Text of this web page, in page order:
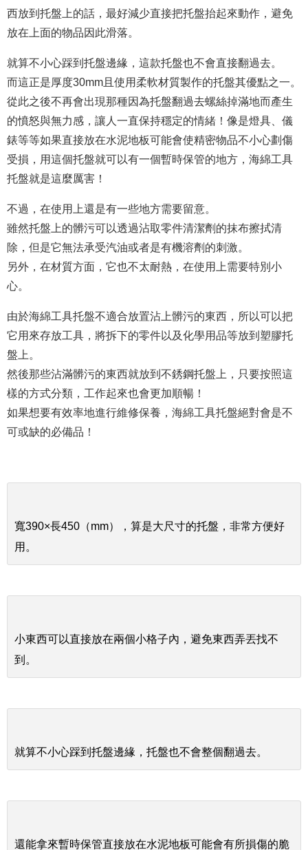
西放到托盤上的話，最好減少直接把托盤抬起來動作，避免
放在上面的物品因此滑落。
就算不小心踩到托盤邊緣，這款托盤也不會直接翻過去。
而這正是厚度30mm且使用柔軟材質製作的托盤其優點之一。
從此之後不再會出現那種因為托盤翻過去螺絲掉滿地而產生
的憤怒與無力感，讓人一直保持穩定的情緒！像是燈具、儀
錶等等如果直接放在水泥地板可能會使精密物品不小心劃傷
受損，用這個托盤就可以有一個暫時保管的地方，海綿工具
托盤就是這麼厲害！
不過，在使用上還是有一些地方需要留意。
雖然托盤上的髒污可以透過沾取零件清潔劑的抹布擦拭清
除，但是它無法承受汽油或者是有機溶劑的刺激。
另外，在材質方面，它也不太耐熱，在使用上需要特別小
心。
由於海綿工具托盤不適合放置沾上髒污的東西，所以可以把
它用來存放工具，將拆下的零件以及化學用品等放到塑膠托
盤上。
然後那些沾滿髒污的東西就放到不銹鋼托盤上，只要按照這
樣的方式分類，工作起來也會更加順暢！
如果想要有效率地進行維修保養，海綿工具托盤絕對會是不
可或缺的必備品！
寬390×長450（mm），算是大尺寸的托盤，非常方便好
用。
小東西可以直接放在兩個小格子內，避免東西弄丟找不
到。
就算不小心踩到托盤邊緣，托盤也不會整個翻過去。
還能拿來暫時保管直接放在水泥地板可能會有所損傷的脆